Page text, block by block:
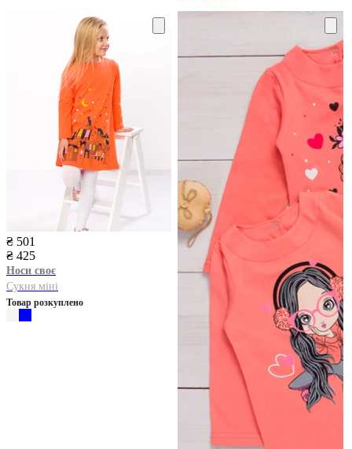
₴ 501
₴ 425
Носи своє
Сукня міні
Товар розкуплено